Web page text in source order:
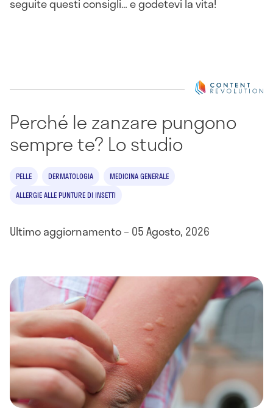
seguite questi consigli… e godetevi la vita!
Perché le zanzare pungono
sempre te? Lo studio
PELLE DERMATOLOGIA
MEDICINA GENERALE
ALLERGIE ALLE PUNTURE DI INSETTI
Ultimo aggiornamento – 05 Agosto, 2026